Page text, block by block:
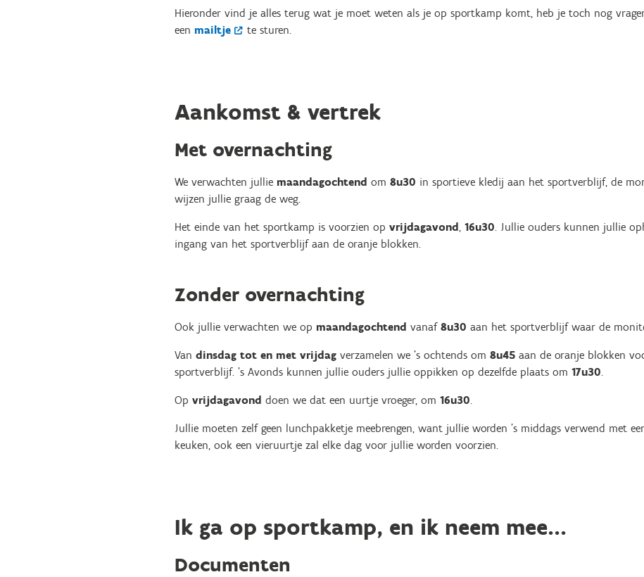
Hieronder vind je alles terug wat je moet weten als je op sportkamp komt, heb je toch nog
een mailtje te sturen.
Aankomst & vertrek
Met overnachting
We verwachten jullie maandagochtend om 8u30 in sportieve kledij aan het sportverblijf, de
wijzen jullie graag de weg.
Het einde van het sportkamp is voorzien op vrijdagavond, 16u30. Jullie ouders kunnen jullie
ingang van het sportverblijf aan de oranje blokken.
Zonder overnachting
Ook jullie verwachten we op maandagochtend vanaf 8u30 aan het sportverblijf waar de
Van dinsdag tot en met vrijdag verzamelen we 's ochtends om 8u45 aan de oranje blokken
sportverblijf. 's Avonds kunnen jullie ouders jullie oppikken op dezelfde plaats om 17u30.
Op vrijdagavond doen we dat een uurtje vroeger, om 16u30.
Jullie moeten zelf geen lunchpakketje meebrengen, want jullie worden 's middags verwend met
keuken, ook een vieruurtje zal elke dag voor jullie worden voorzien.
Ik ga op sportkamp, en ik neem mee...
Documenten